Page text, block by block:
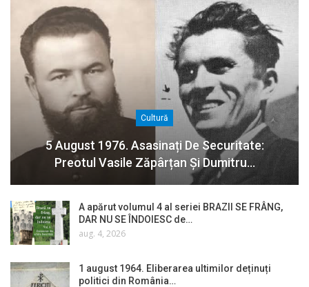
Cultură
5 August 1976. Asasinați De Securitate:
Preotul Vasile Zăpârțan Și Dumitru…
A apărut volumul 4 al seriei BRAZII SE FRÂNG,
DAR NU SE ÎNDOIESC de…
aug. 4, 2026
1 august 1964. Eliberarea ultimilor deținuți
politici din România…